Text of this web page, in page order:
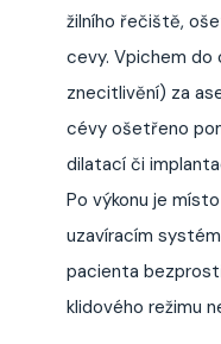
žilního řečiště,
cevy. Vpichem
znecitlivění) za
cévy ošetřeno
dilatací či
Po výkonu je
uzavíracím
pacienta
klidového režimu